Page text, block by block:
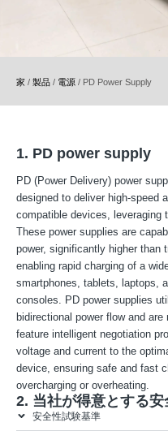
家 / 製品 / 電源 / PD Power Supply
1. PD power supply
PD (Power Delivery) power
designed to deliver high-speed
compatible devices, leveraging
These power supplies are
power, significantly higher than
enabling rapid charging of a
smartphones, tablets, laptops,
consoles. PD power supplies
bidirectional power flow and
feature intelligent negotiation
voltage and current to the
device, ensuring safe and fast
overcharging or overheating.
2. 当社が得意とする
安全性試験基準